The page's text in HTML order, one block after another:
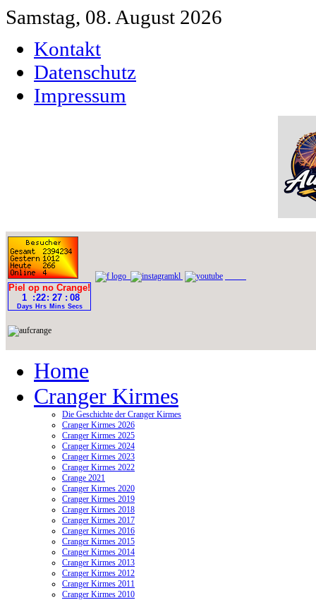
Samstag, 08. August 2026
Kontakt
Datenschutz
Impressum
Home
Cranger Kirmes
Die Geschichte der Cranger Kirmes
Cranger Kirmes 2026
Cranger Kirmes 2025
Cranger Kirmes 2024
Cranger Kirmes 2023
Cranger Kirmes 2022
Crange 2021
Cranger Kirmes 2020
Cranger Kirmes 2019
Cranger Kirmes 2018
Cranger Kirmes 2017
Cranger Kirmes 2016
Cranger Kirmes 2015
Cranger Kirmes 2014
Cranger Kirmes 2013
Cranger Kirmes 2012
Cranger Kirmes 2011
Cranger Kirmes 2010